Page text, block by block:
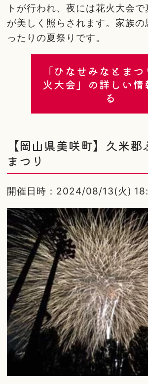
トが行われ、夜には花火大会
が美しく照らされます。家族
ったりの夏祭りです。
「ひなせみなとま
火大会」の詳しい情
る
【岡山県美咲町】久米
まつり
開催日時：2024/08/13(火)